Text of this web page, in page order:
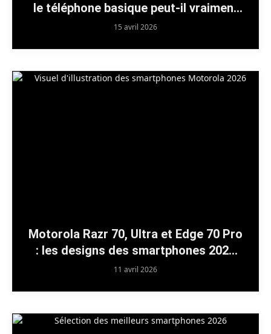
le téléphone basique peut-il vraiment
remplacer le smartphone ?
15 avril 2026
Motorola Razr 70, Ultra et Edge 70 Pro
: les designs des smartphones 2026
se dévoilent officieusement, avec un
11 avril 2026